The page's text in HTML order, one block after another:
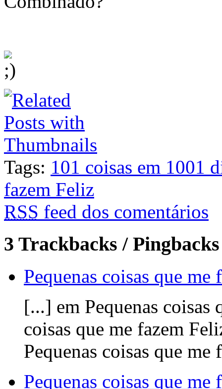
Tags: 101 coisas em 1001
fazem Feliz
RSS feed dos comentários
3 Trackbacks /
Pequenas coisas que
[...] em Pequenas coisas
coisas que me fazem
Pequenas coisas que
Pequenas coisas que